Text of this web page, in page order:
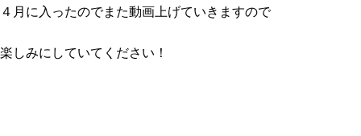
４月に入ったのでまた動画上げていきますので
楽しみにしていてください！